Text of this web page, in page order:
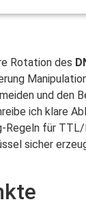
Rotation des
und den
ich klare
Regeln für TTL/
sicher